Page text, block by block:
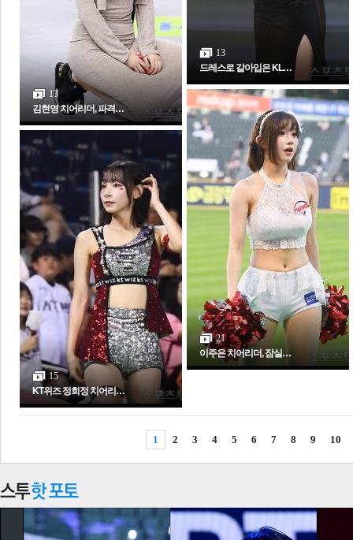
13
김현영 치어리더, 파격…
15
KT위즈 정희정 치어리…
13
드레스로 갈아입은 KL…
21
이주은 치어리더, 잠실…
1 2 3 4 5 6 7 8 9 10